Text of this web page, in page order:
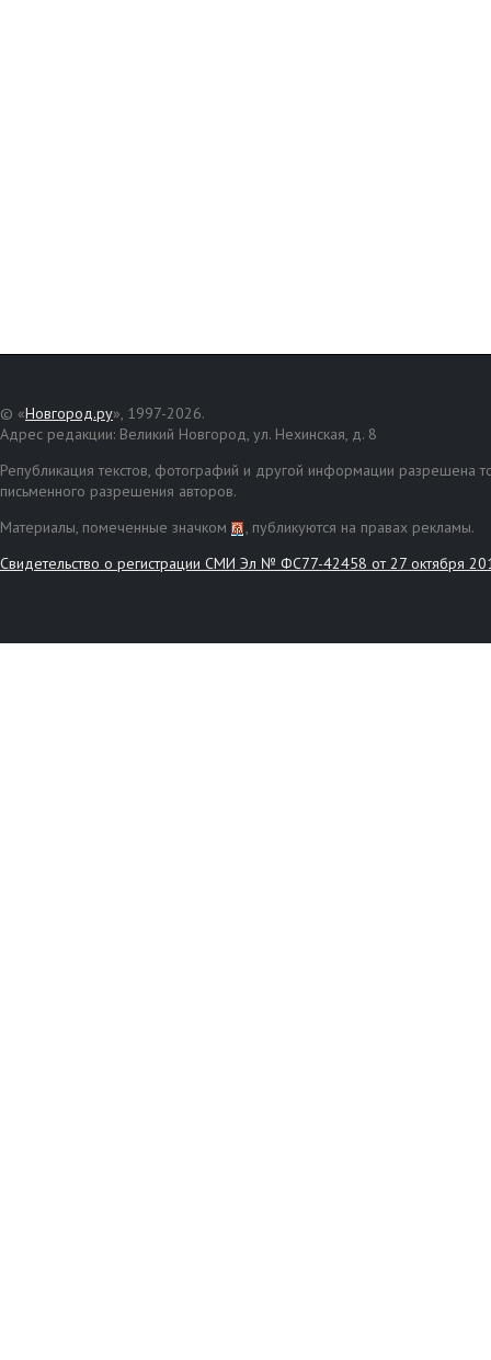
© «Новгород.ру», 1997-2026.
Адрес редакции: Великий Новгород, ул. Нехинская, д. 8
Републикация текстов, фотографий и другой информации разрешена
письменного разрешения авторов.
Материалы, помеченные значком
, публикуются на правах рекламы.
Свидетельство о регистрации СМИ Эл № ФС77-42458 от 27 октября